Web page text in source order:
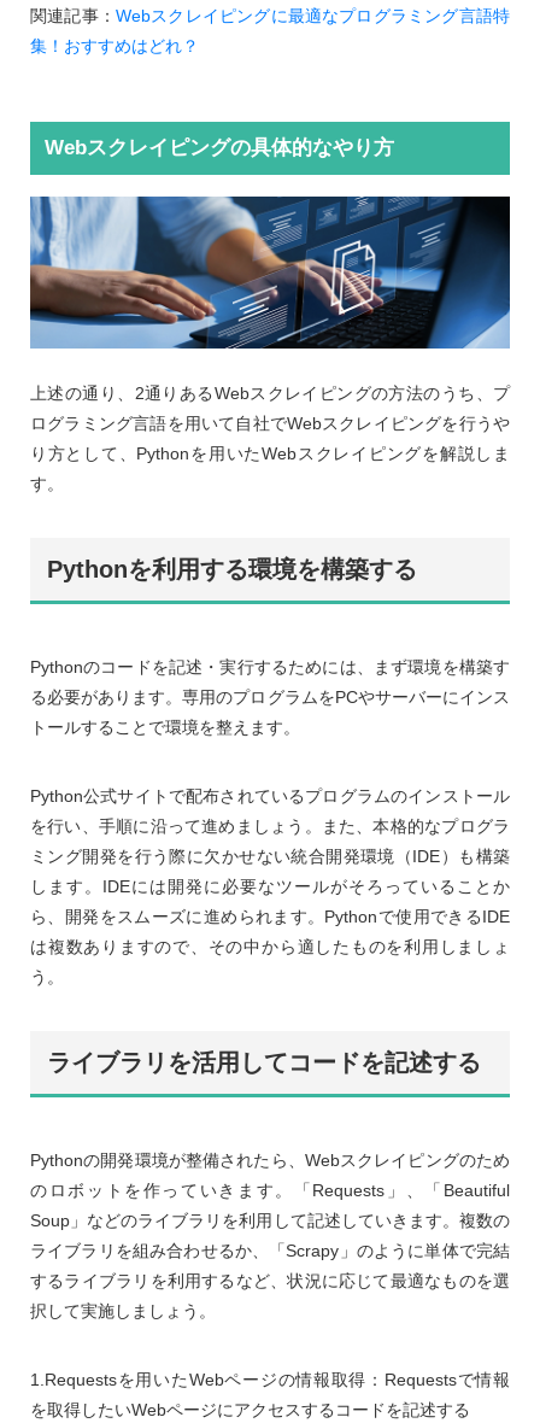
関連記事： Webスクレイピングに最適なプログラミング言語特
集！おすすめはどれ？
Webスクレイピングの具体的なやり方
上述の通り、2通りあるWebスクレイピングの方法のうち、プ
ログラミング言語を用いて自社でWebスクレイピングを行うや
り方として、Pythonを用いたWebスクレイピングを解説しま
す。
Pythonを利用する環境を構築する
Pythonのコードを記述・実行するためには、まず環境を構築す
る必要があります。専用のプログラムをPCやサーバーにインス
トールすることで環境を整えます。
Python公式サイトで配布されているプログラムのインストール
を行い、手順に沿って進めましょう。また、本格的なプログラ
ミング開発を行う際に欠かせない統合開発環境（IDE）も構築
します。IDEには開発に必要なツールがそろっていることか
ら、開発をスムーズに進められます。Pythonで使用できるIDE
は複数ありますので、その中から適したものを利用しましょ
う。
ライブラリを活用してコードを記述する
Pythonの開発環境が整備されたら、Webスクレイピングのため
のロボットを作っていきます。「Requests」、「Beautiful
Soup」などのライブラリを利用して記述していきます。複数の
ライブラリを組み合わせるか、「Scrapy」のように単体で完結
するライブラリを利用するなど、状況に応じて最適なものを選
択して実施しましょう。
1.Requestsを用いたWebページの情報取得：Requestsで情報
を取得したいWebページにアクセスするコードを記述する